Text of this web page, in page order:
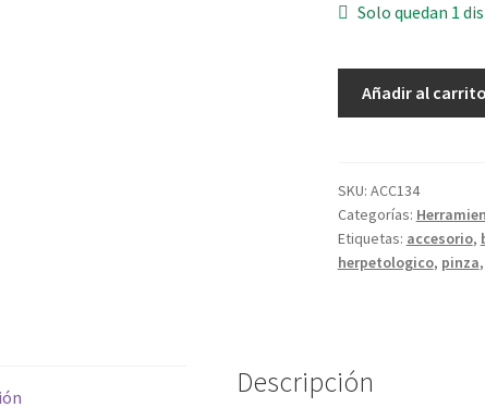
Solo quedan 1
75cm
cantidad
Añadir al carrito
SKU: ACC134
Categorías:
Etiquetas: accesorio,
herpetologico, pinza,
Descripción